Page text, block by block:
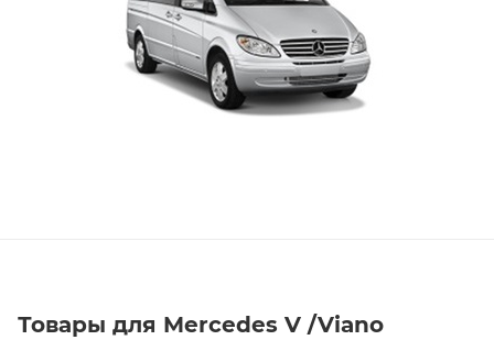
Товары для Mercedes V /Viano